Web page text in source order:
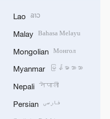
Lao ລາວ
Malay Bahasa Melayu
Mongolian Монгол
Myanmar မြန်မာဘာသာ
Nepali नेपाली
Persian فارسی